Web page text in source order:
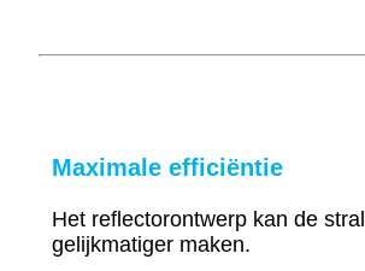
Maximale efficiëntie
Het reflectorontwerp kan de
gelijkmatiger maken.